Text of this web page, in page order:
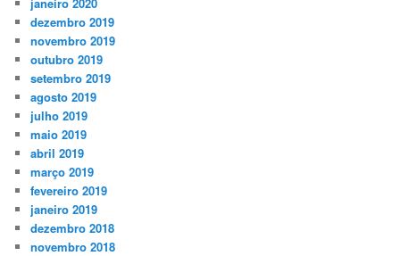
dezembro 2019
novembro 2019
outubro 2019
setembro 2019
agosto 2019
julho 2019
maio 2019
abril 2019
março 2019
fevereiro 2019
janeiro 2019
dezembro 2018
novembro 2018